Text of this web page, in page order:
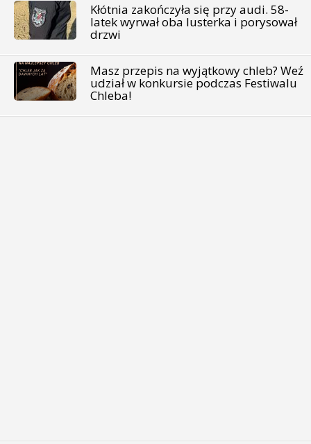
Kłótnia zakończyła się przy audi. 58-
latek wyrwał oba lusterka i porysował
drzwi
Masz przepis na wyjątkowy chleb? Weź
udział w konkursie podczas Festiwalu
Chleba!